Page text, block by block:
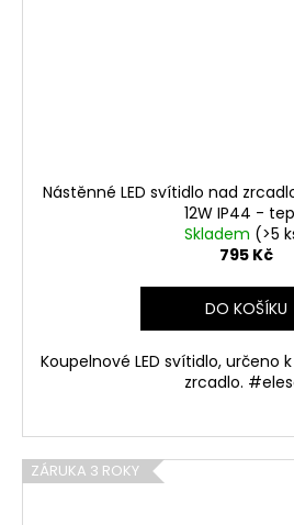
Nástěnné LED svítidlo nad
12W IP44 -
Skladem (>5
795 Kč
DO KOŠÍKU
Koupelnové LED svítidlo, určeno
zrcadlo.
ZÁRUKA 3 ROKY